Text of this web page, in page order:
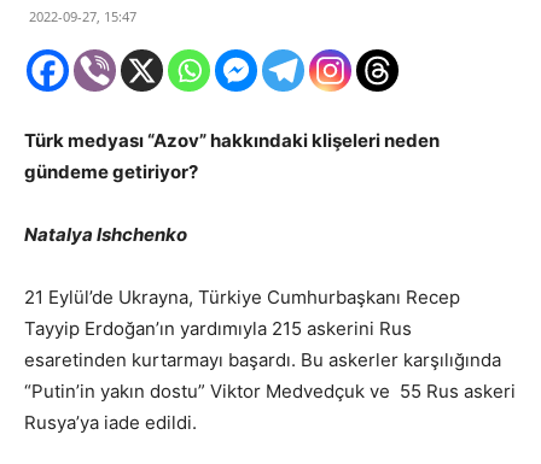
2022-09-27, 15:47
Türk medyası “Azov” hakkındaki klişeleri neden
gündeme getiriyor?
Natalya Ishchenko
21 Eylül’de Ukrayna, Türkiye Cumhurbaşkanı Recep
Tayyip Erdoğan’ın yardımıyla 215 askerini Rus
esaretinden kurtarmayı başardı. Bu askerler karşılığında
“Putin’in yakın dostu” Viktor Medvedçuk ve 55 Rus askeri
Rusya’ya iade edildi.